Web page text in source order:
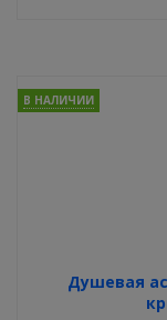
Душевая
В НАЛИЧИИ